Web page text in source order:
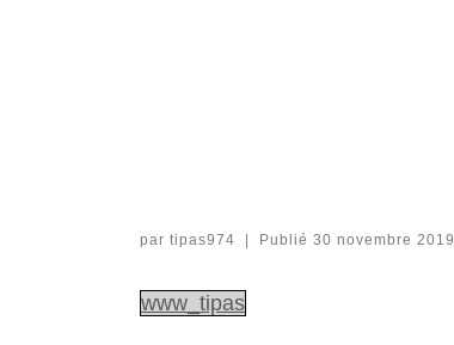
par tipas974 Publié 30 novembre 2019
www_tipas